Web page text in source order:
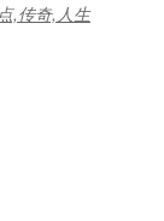
,传奇,人生